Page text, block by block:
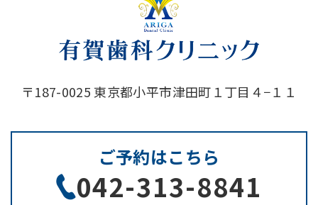
〒187-0025 東京都小平市津田町１丁目４−１１
ご予約はこちら
042-313-8841